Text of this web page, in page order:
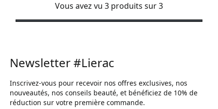
Vous avez vu 3 produits sur 3
Newsletter #Lierac
Inscrivez-vous pour recevoir nos offres exclusives, nos
nouveautés, nos conseils beauté, et bénéficiez de 10% de
réduction sur votre première commande.